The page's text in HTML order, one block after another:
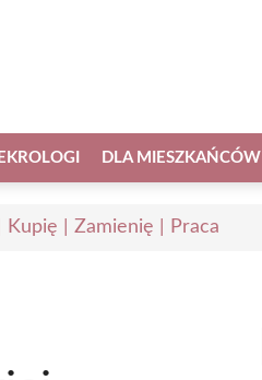
DLA MIESZKAŃCÓW
Kupię | Zamienię | Praca